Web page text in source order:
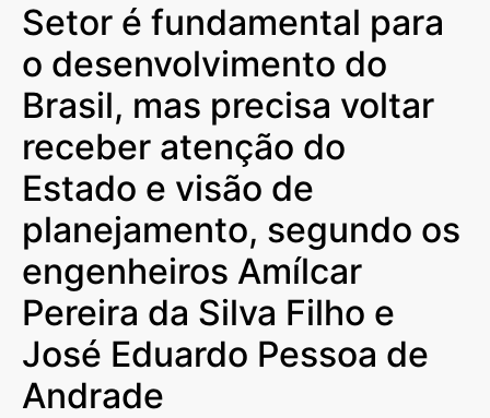
Setor é fundamental para
o desenvolvimento do
Brasil, mas precisa voltar
receber atenção do
Estado e visão de
planejamento, segundo os
engenheiros Amílcar
Pereira da Silva Filho e
José Eduardo Pessoa de
Andrade